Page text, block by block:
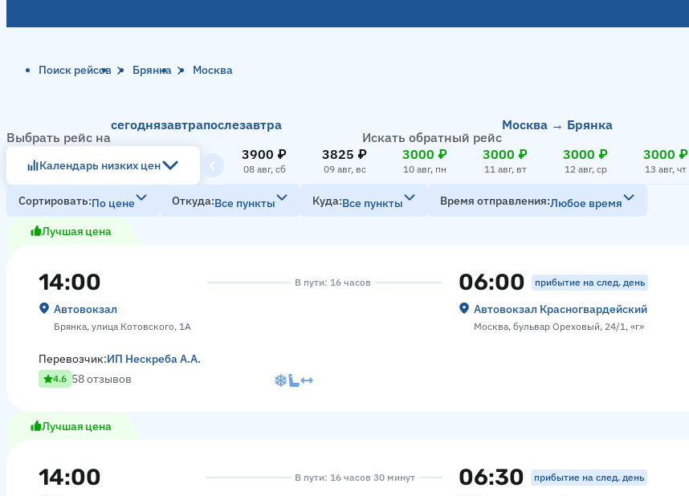
Поиск рейсов Брянка Москва
Выбрать рейс на
сегоднязавтрапослезавтра
Искать обратный рейс
Москва → Брянка
Календарь низких цен
3900 ₽
08 авг, сб
3825 ₽
09 авг, вс
3000 ₽
10 авг, пн
3000 ₽
11 авг, вт
3000 ₽
12 авг, ср
3000 ₽
13 авг, чт
Сортировать По цене Откуда Все пункты Куда Все пункты Время отправления Любое время
Лучшая цена
14:00
Автовокзал
Брянка, улица Котовского, 1А
В пути: 16 часов 06:00 прибытие на след. день
Автовокзал Красногвардейский
Москва, бульвар Ореховый, 24/1, «г»
Перевозчик:ИП Нескреба А.А.
4.6 58 отзывов
Лучшая цена
14:00 В пути: 16 часов 30 минут 06:30 прибытие на след. день